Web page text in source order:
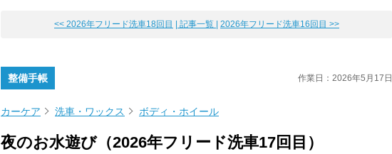
<< 2026年フリード洗車18回目 | 記事一覧 | 2026年フリード洗車16回目 >>
整備手帳 作業日：2026年5月17日
カーケア 洗車・ワックス ボディ・ホイール
夜のお水遊び（2026年フリード洗車17回目）